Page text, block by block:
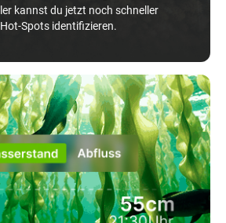
kannst du jetzt noch schneller
Spots identifizieren.